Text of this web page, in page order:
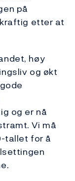
på
etter at
høy
og økt
og er nå
Vi må
tallet for å